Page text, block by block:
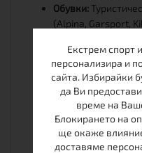
Обувки:
(Alpina, Garsport,
Къмпинг:Палатки,
мебели (Husky),
Раници:Раници
кръста.
Екипировка:
(Armytek, Petzl),
преносими кафе
Екстрем спорт
персонализира и
сайта. Избирайки
да Ви
време на
Блокирането на
ще окаже
доставяме